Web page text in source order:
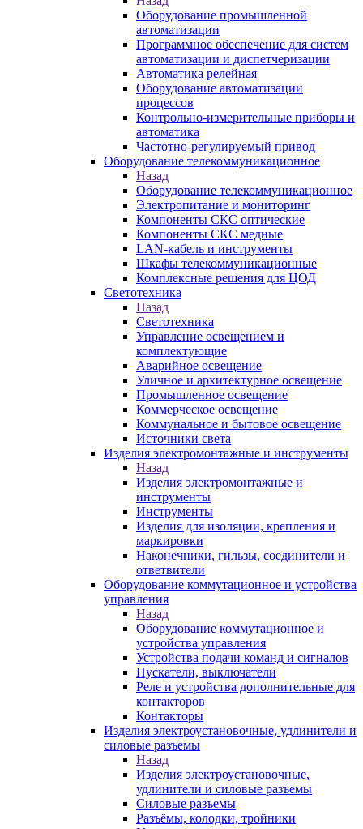
Оборудование промышленной
автоматизации
Программное обеспечение для систем
автоматизации и диспетчеризации
Автоматика релейная
Оборудование автоматизации
процессов
Контрольно-измерительные приборы и
автоматика
Частотно-регулируемый привод
Оборудование телекоммуникационное
Назад
Оборудование телекоммуникационное
Электропитание и мониторинг
Компоненты СКС оптические
Компоненты СКС медные
LAN-кабель и инструменты
Шкафы телекоммуникационные
Комплексные решения для ЦОД
Светотехника
Назад
Светотехника
Управление освещением и
комплектующие
Аварийное освещение
Уличное и архитектурное освещение
Промышленное освещение
Коммерческое освещение
Коммунальное и бытовое освещение
Источники света
Изделия электромонтажные и инструменты
Назад
Изделия электромонтажные и
инструменты
Инструменты
Изделия для изоляции, крепления и
маркировки
Наконечники, гильзы, соединители и
ответвители
Оборудование коммутационное и устройства
управления
Назад
Оборудование коммутационное и
устройства управления
Устройства подачи команд и сигналов
Пускатели, выключатели
Реле и устройства дополнительные для
контакторов
Контакторы
Изделия электроустановочные, удлинители и
силовые разъемы
Назад
Изделия электроустановочные,
удлинители и силовые разъемы
Силовые разъемы
Разъёмы, колодки, тройники